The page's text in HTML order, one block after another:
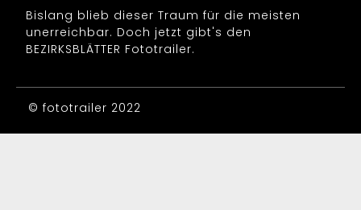
Bislang blieb dieser Traum für die meisten
unerreichbar. Doch jetzt gibt's den
BEZIRKSBLÄTTER Fototrailer.
© fototrailer 2022